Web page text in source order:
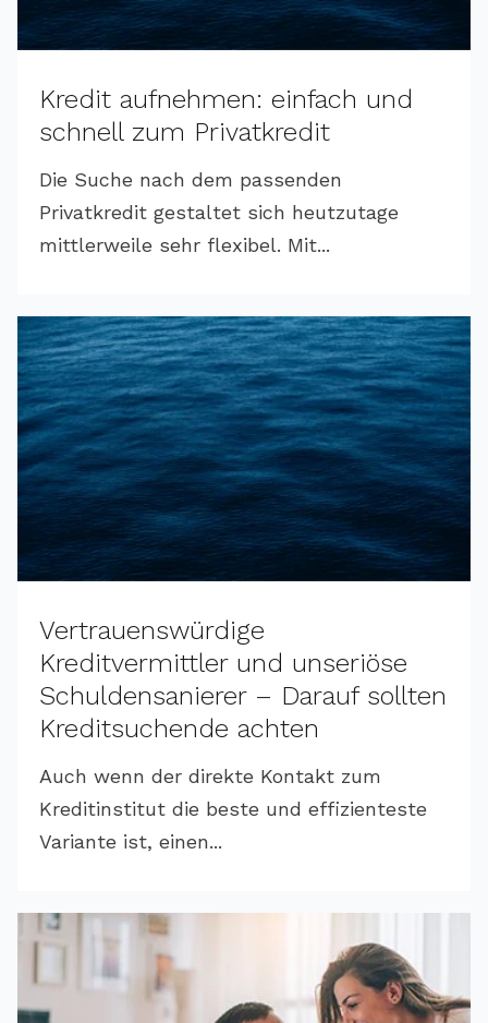
Kredit aufnehmen: einfach und
schnell zum Privatkredit
Die Suche nach dem passenden
Privatkredit gestaltet sich heutzutage
mittlerweile sehr flexibel. Mit...
Vertrauenswürdige
Kreditvermittler und unseriöse
Schuldensanierer – Darauf sollten
Kreditsuchende achten
Auch wenn der direkte Kontakt zum
Kreditinstitut die beste und effizienteste
Variante ist, einen...